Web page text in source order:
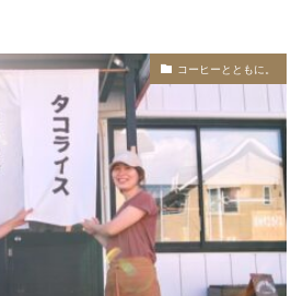
コーヒーとともに。